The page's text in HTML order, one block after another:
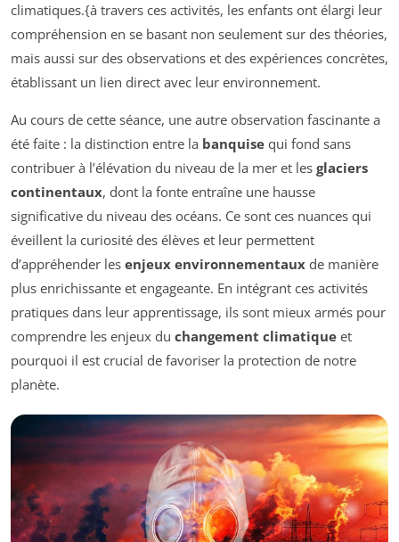
climatiques.{à travers ces activités, les enfants ont élargi leur
compréhension en se basant non seulement sur des théories,
mais aussi sur des observations et des expériences concrètes,
établissant un lien direct avec leur environnement.
Au cours de cette séance, une autre observation fascinante a
été faite : la distinction entre la banquise qui fond sans
contribuer à l’élévation du niveau de la mer et les glaciers
continentaux, dont la fonte entraîne une hausse
significative du niveau des océans. Ce sont ces nuances qui
éveillent la curiosité des élèves et leur permettent
d’appréhender les enjeux environnementaux de manière
plus enrichissante et engageante. En intégrant ces activités
pratiques dans leur apprentissage, ils sont mieux armés pour
comprendre les enjeux du changement climatique et
pourquoi il est crucial de favoriser la protection de notre
planète.